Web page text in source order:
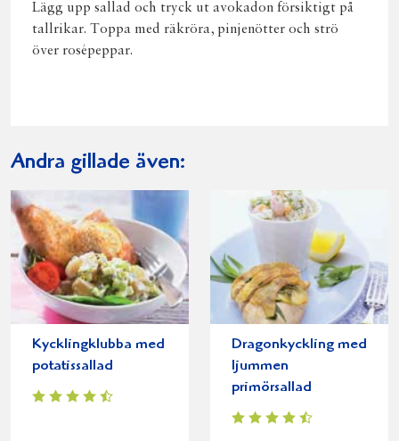
Lägg upp sallad och tryck ut avokadon försiktigt på
tallrikar. Toppa med räkröra, pinjenötter och strö
över rosépeppar.
Andra gillade även:
Kycklingklubba med
potatissallad
Dragonkyckling med
ljummen
primörsallad